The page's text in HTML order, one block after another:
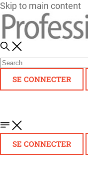
Skip to main content
SE CONNECTER
SE CONNECTER